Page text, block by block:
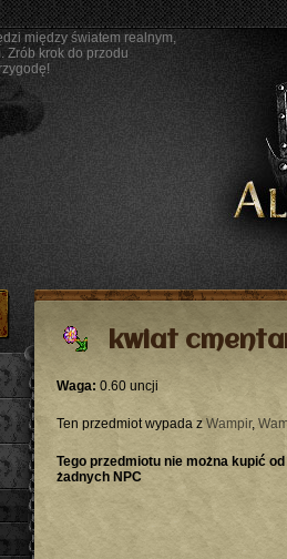
między światem realnym,
Zrób krok do przodu
kwiat
Waga: 0.60 uncji
Ten przedmiot wypada z Wampir,
Tego przedmiotu nie można kupić od
żadnych NPC